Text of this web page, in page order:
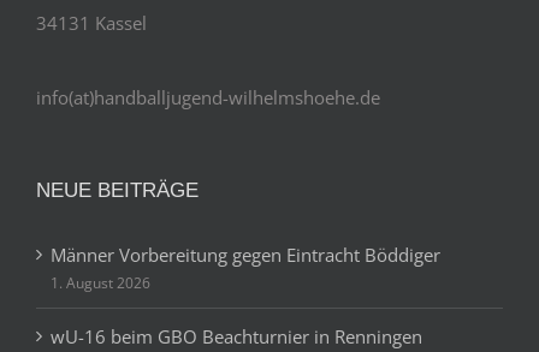
34131 Kassel
info(at)handballjugend-wilhelmshoehe.de
NEUE BEITRÄGE
Männer Vorbereitung gegen Eintracht Böddiger
1. August 2026
wU-16 beim GBO Beachturnier in Renningen